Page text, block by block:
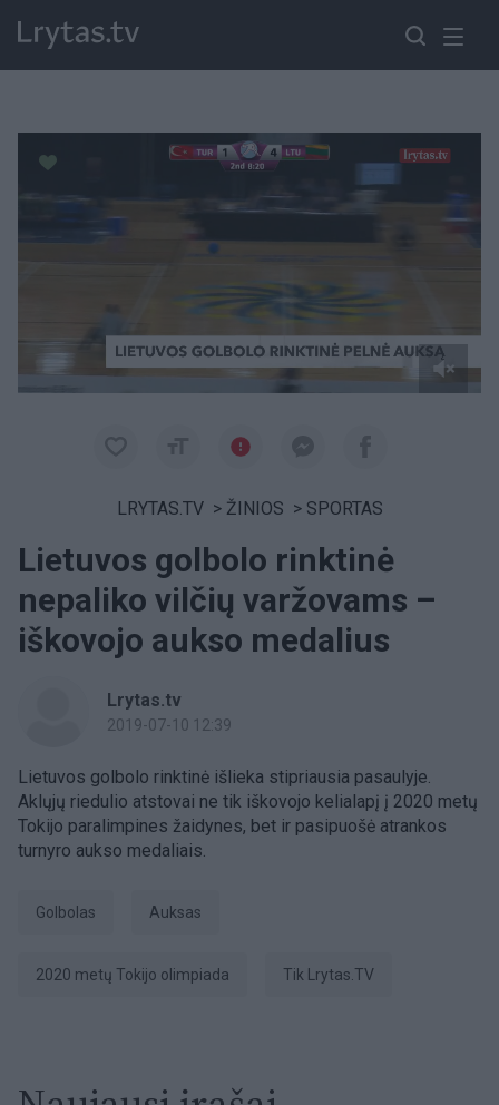
Paremkite Ukrainą
LRYTAS.TV > ŽINIOS > SPORTAS
Lietuvos golbolo rinktinė
nepaliko vilčių varžovams –
iškovojo aukso medalius
Lrytas.tv
2019-07-10 12:39
Lietuvos golbolo rinktinė išlieka stipriausia pasaulyje.
Aklųjų riedulio atstovai ne tik iškovojo kelialapį į 2020 metų
Tokijo paralimpines žaidynes, bet ir pasipuošė atrankos
turnyro aukso medaliais.
golbolas Auksas
2020 metų Tokijo olimpiada tik Lrytas.TV